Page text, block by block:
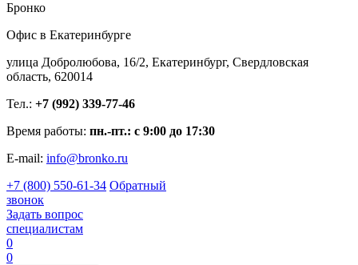
Бронко
Офис в Екатеринбурге
улица Добролюбова, 16/2, Екатеринбург, Свердловская
область, 620014
Тел.: +7 (992) 339-77-46
Время работы: пн.-пт.: с 9:00 до 17:30
E-mail: info@bronko.ru
+7 (800) 550-61-34 Обратный
звонок
Задать вопрос
специалистам
0
0